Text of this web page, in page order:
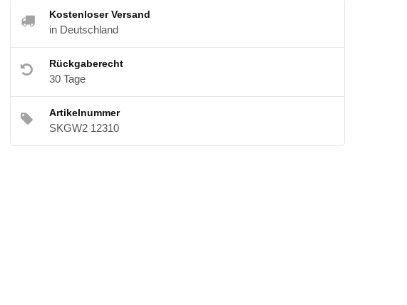
Kostenloser Versand
in Deutschland
Rückgaberecht
30 Tage
Artikelnummer
SKGW2 12310